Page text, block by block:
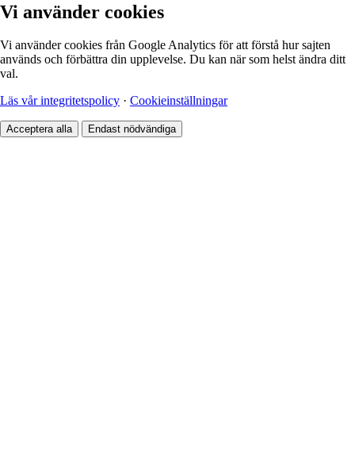
Vi använder cookies
Vi använder cookies från Google Analytics för att förstå hur sajten
används och förbättra din upplevelse. Du kan när som helst ändra ditt
val.
Läs vår integritetspolicy · Cookieinställningar
Acceptera alla Endast nödvändiga